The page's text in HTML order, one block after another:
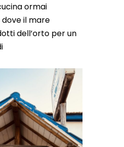
ormai
il mare
dell’orto per un